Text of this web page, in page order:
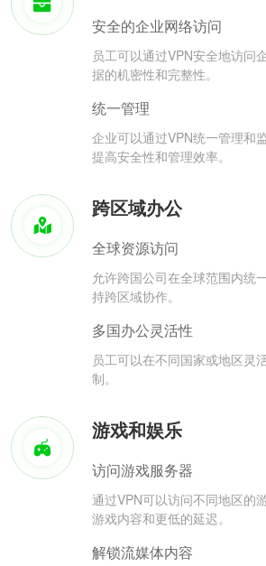
安全的企业网络访问
员工可以通过VPN安全地访问
据的机密性和完整性。
统一管理
企业可以通过VPN统一管理和
提高安全性和管理效率。
跨区域办公
全球资源访问
允许跨国公司在全球范围内统
持跨区域协作。
多国办公灵活性
员工可以在不同国家或地区灵
制。
游戏和娱乐
访问游戏服务器
通过VPN可以访问不同地区的
游戏内容和更低的延迟。
解锁流媒体内容